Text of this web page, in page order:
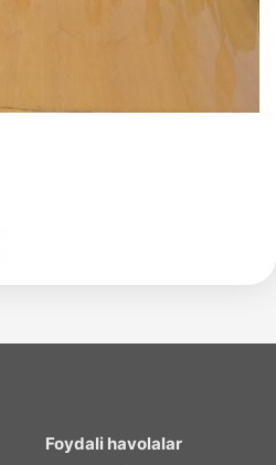
Foydali havolalar